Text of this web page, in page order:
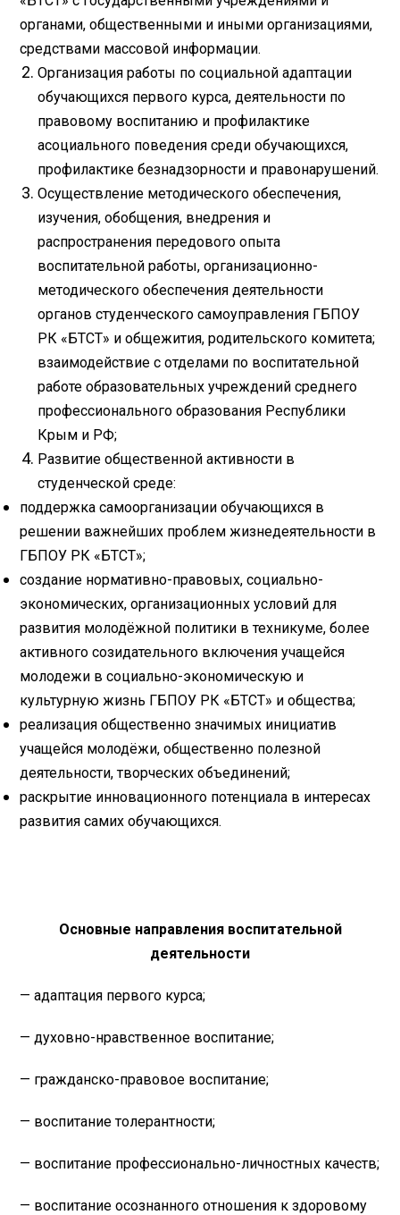
органами, общественными и иными организациями,
средствами массовой информации.
Организация работы по социальной адаптации
обучающихся первого курса, деятельности по
правовому воспитанию и профилактике
асоциального поведения среди обучающихся,
профилактике безнадзорности и правонарушений.
Осуществление методического обеспечения,
изучения, обобщения, внедрения и
распространения передового опыта
воспитательной работы, организационно-
методического обеспечения деятельности
органов студенческого самоуправления ГБПОУ
РК «БТСТ» и общежития, родительского комитета;
взаимодействие с отделами по воспитательной
работе образовательных учреждений среднего
профессионального образования Республики
Крым и РФ;
Развитие общественной активности в
студенческой среде:
поддержка самоорганизации обучающихся в
решении важнейших проблем жизнедеятельности в
ГБПОУ РК «БТСТ»;
создание нормативно-правовых, социально-
экономических, организационных условий для
развития молодёжной политики в техникуме, более
активного созидательного включения учащейся
молодежи в социально-экономическую и
культурную жизнь ГБПОУ РК «БТСТ» и общества;
реализация общественно значимых инициатив
учащейся молодёжи, общественно полезной
деятельности, творческих объединений;
раскрытие инновационного потенциала в интересах
развития самих обучающихся.
Основные направления воспитательной
деятельности
— адаптация первого курса;
— духовно-нравственное воспитание;
— гражданско-правовое воспитание;
— воспитание толерантности;
— воспитание профессионально-личностных качеств;
— воспитание осознанного отношения к здоровому